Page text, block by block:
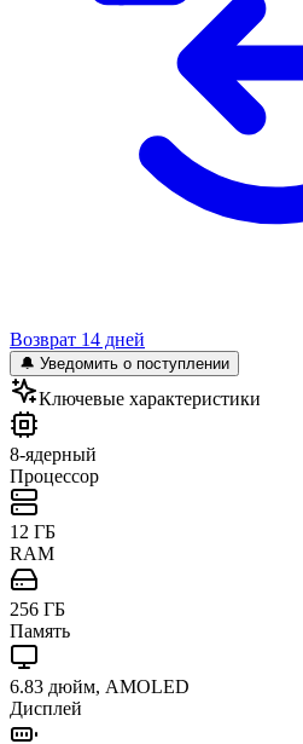
Возврат 14 дней
🔔 Уведомить о поступлении
Ключевые характеристики
8-ядерный
Процессор
12 ГБ
RAM
256 ГБ
Память
6.83 дюйм, AMOLED
Дисплей